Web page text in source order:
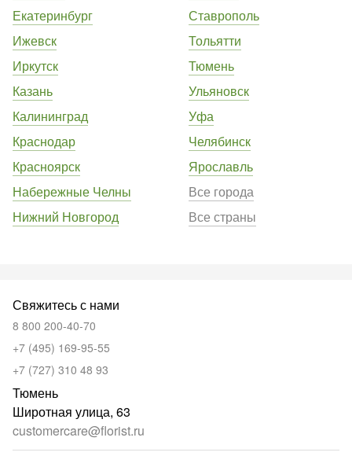
Екатеринбург
Ижевск
Иркутск
Казань
Калининград
Краснодар
Красноярск
Набережные Челны
Нижний Новгород
Ставрополь
Тольятти
Тюмень
Ульяновск
Уфа
Челябинск
Ярославль
Все города
Все страны
Свяжитесь с нами
8 800 200-40-70
+7 (495) 169-95-55
+7 (727) 310 48 93
Тюмень
Широтная улица, 63
customercare@florist.ru